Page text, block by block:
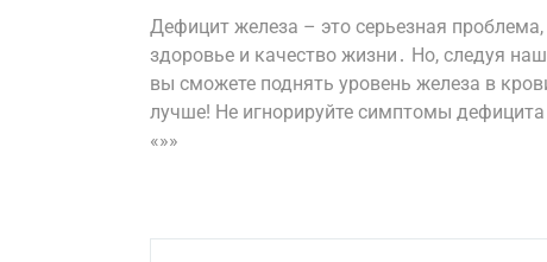
Дефицит железа – это серьезная
здоровье и качество жизни․ Но, следуя
вы сможете поднять уровень железа в
лучше! Не игнорируйте симптомы
«»»